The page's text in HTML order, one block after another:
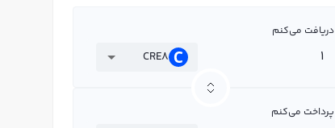
دریافت می‌کنم
CRE8
پرداخت می‌کنم